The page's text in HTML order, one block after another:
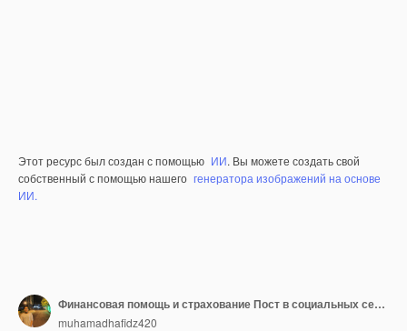
Этот ресурс был создан с помощью ИИ. Вы можете создать свой
собственный с помощью нашего генератора изображений на основе
ИИ.
Финансовая помощь и страхование Пост в социальных сетях
muhamadhafidz420